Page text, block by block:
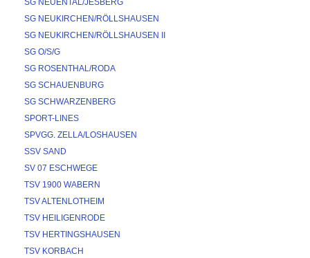
SG NEUKIRCHEN/RÖLLSHAUSEN
SG NEUKIRCHEN/RÖLLSHAUSEN II
SG O/S/G
SG ROSENTHAL/RODA
SG SCHAUENBURG
SG SCHWARZENBERG
SPORT-LINES
SPVGG. ZELLA/LOSHAUSEN
SSV SAND
SV 07 ESCHWEGE
TSV 1900 WABERN
TSV ALTENLOTHEIM
TSV HEILIGENRODE
TSV HERTINGSHAUSEN
TSV KORBACH